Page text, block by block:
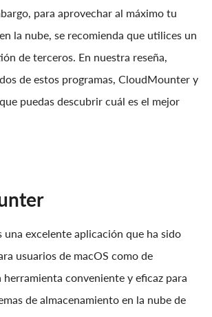
para aprovechar al máximo tu
la nube, se recomienda que utilices un
de terceros. En nuestra reseña,
de estos programas, CloudMounter y
puedas descubrir cuál es el mejor
excelente aplicación que ha sido
usuarios de macOS como de
conveniente y eficaz para
de almacenamiento en la nube de